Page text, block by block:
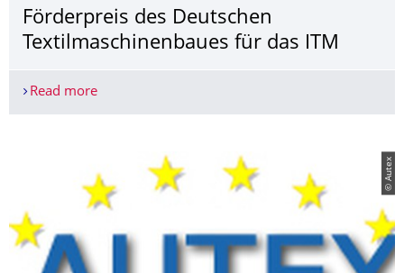
Förderpreis des Deutschen
Textilmaschinen­baues für das ITM
Read moreFörderpreis des Deutschen
© Autex